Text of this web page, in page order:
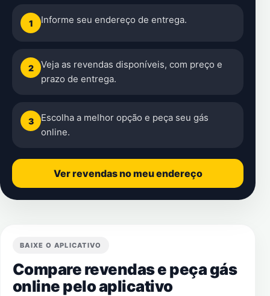
1 Informe seu endereço de entrega.
2
Veja as revendas disponíveis, com preço e
prazo de entrega.
3
Escolha a melhor opção e peça seu gás
online.
Ver revendas no meu endereço
BAIXE O APLICATIVO
Compare revendas e peça gás
online pelo aplicativo